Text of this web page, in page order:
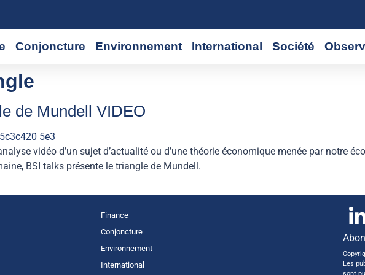
Conjoncture Environnement International Société
de Mundell VIDEO
vidéo d’un sujet d’actualité ou d’une théorie économique menée par notre
BSI talks présente le triangle de Mundell.
Finance
Conjoncture
Environnement
International
Les